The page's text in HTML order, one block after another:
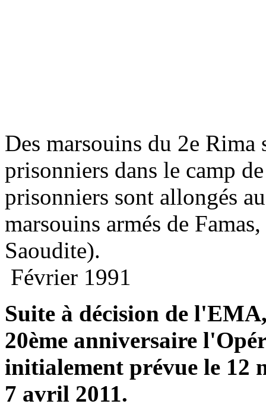
Des marsouins du 2e Rima
prisonniers dans le camp
prisonniers sont allongés
marsouins armés de
Saoudite).
Février 1991
Suite à décision de
20ème anniversaire
initialement prévue le 12
7 avril 2011.